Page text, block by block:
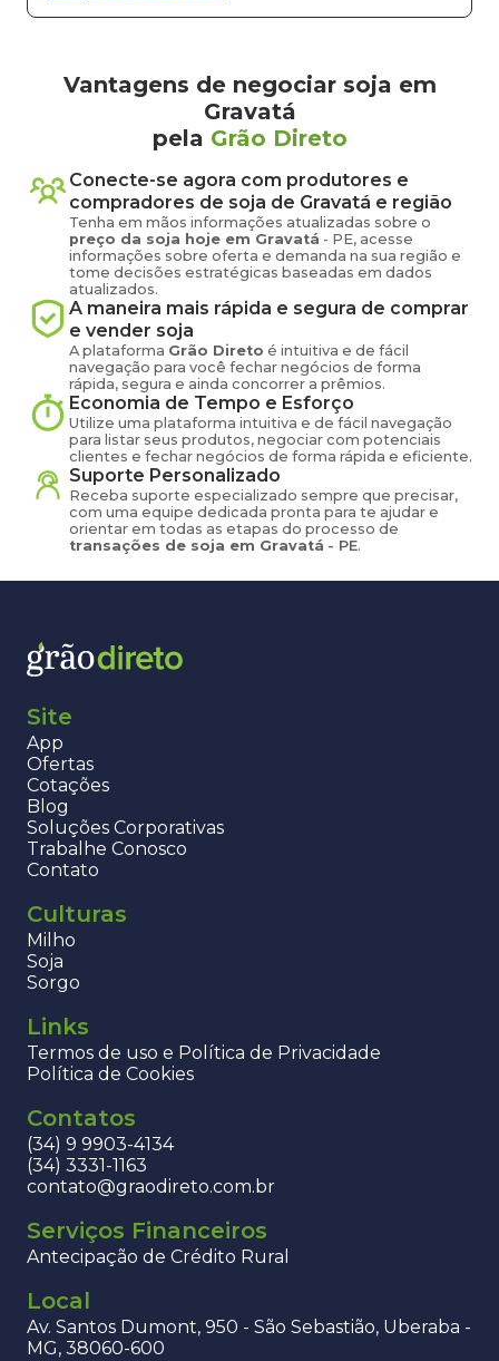
Vantagens de negociar soja em
Gravatá
pela Grão Direto
Conecte-se agora com produtores e
compradores de soja de Gravatá e região
Tenha em mãos informações atualizadas sobre o
preço da soja hoje em Gravatá - PE, acesse
informações sobre oferta e demanda na sua região e
tome decisões estratégicas baseadas em dados
atualizados.
A maneira mais rápida e segura de comprar
e vender soja
A plataforma Grão Direto é intuitiva e de fácil
navegação para você fechar negócios de forma
rápida, segura e ainda concorrer a prêmios.
Economia de Tempo e Esforço
Utilize uma plataforma intuitiva e de fácil navegação
para listar seus produtos, negociar com potenciais
clientes e fechar negócios de forma rápida e eficiente.
Suporte Personalizado
Receba suporte especializado sempre que precisar,
com uma equipe dedicada pronta para te ajudar e
orientar em todas as etapas do processo de
transações de soja em Gravatá - PE.
Site
App
Ofertas
Cotações
Blog
Soluções Corporativas
Trabalhe Conosco
Contato
Culturas
Milho
Soja
Sorgo
Links
Termos de uso e Política de Privacidade
Política de Cookies
Contatos
(34) 9 9903-4134
(34) 3331-1163
contato@graodireto.com.br
Serviços Financeiros
Antecipação de Crédito Rural
Local
Av. Santos Dumont, 950 - São Sebastião, Uberaba -
MG, 38060-600